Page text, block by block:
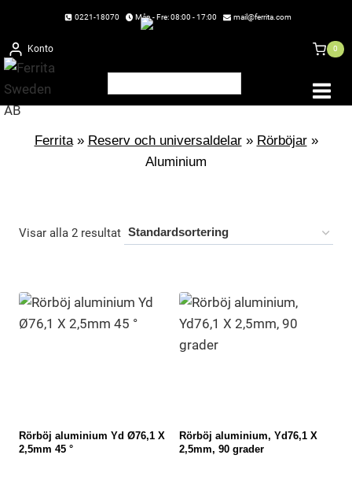
content
0221-18070 Mån - Fre: 08:00 - 17:00 mail@ferrita.com
Konto 0
Ferrita» Reserv och universaldelar» Rörböjar»
Aluminium
Visar alla 2 resultat
Rörböj aluminium Yd Ø76,1 X
2,5mm 45 °
Rörböj aluminium, Yd76,1 X
2,5mm, 90 grader